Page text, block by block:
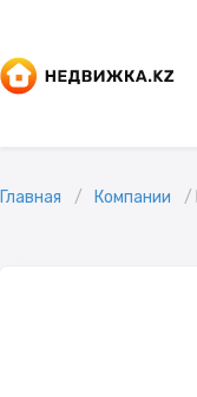
Главная Компании